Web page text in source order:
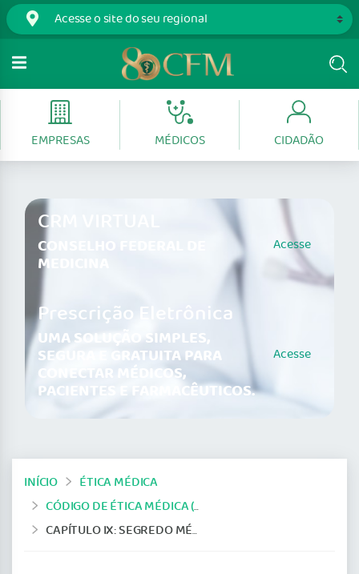
EMPRESAS MÉDICOS CIDADÃO
CRM VIRTUAL
CONSELHO FEDERAL DE
MEDICINA
Acesse
Prescrição Eletrônica
UMA SOLUÇÃO SIMPLES,
SEGURA E GRATUITA PARA
CONECTAR MÉDICOS,
PACIENTES E FARMACÊUTICOS.
Acesse
INÍCIO
ÉTICA MÉDICA
CÓDIGO DE ÉTICA MÉDICA (VERSÃO DE 1988)
CAPÍTULO IX: SEGREDO MÉDICO